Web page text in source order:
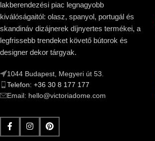
lakberendezési piac legnagyobb
kiválóságaitól: olasz, spanyol, portugál és
skandináv dizájnerek díjnyertes termékei, a
legfrissebb trendeket követő bútorok és
designer dekor tárgyak.
1044 Budapest, Megyeri út 53.
Telefon: +36 30 8 177 177
Email: hello@victoriadome.com